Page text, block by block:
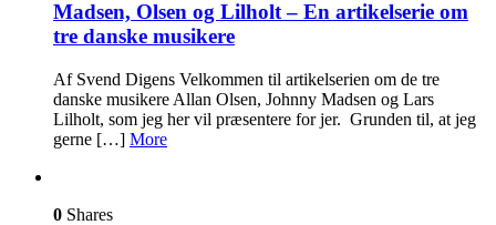
Madsen, Olsen og Lilholt – En artikelserie om
tre danske musikere
Af Svend Digens Velkommen til artikelserien om de tre
danske musikere Allan Olsen, Johnny Madsen og Lars
Lilholt, som jeg her vil præsentere for jer. Grunden til, at jeg
gerne […] More
0 Shares